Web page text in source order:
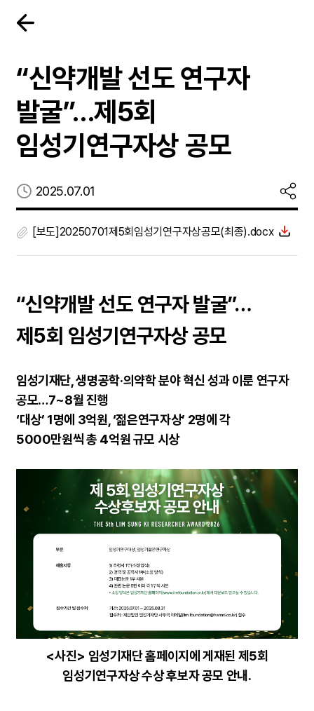
“신약개발 선도 연구자
발굴”…제5회
임성기연구자상 공모
2025.07.01
[보도]20250701제5회임성기연구자상공모(최종).docx
“신약개발 선도 연구자 발굴”…
제5회 임성기연구자상 공모
임성기재단, 생명공학·의약학 분야 혁신 성과 이룬 연구자
공모…7~8월 진행
‘대상’ 1명에 3억원, ‘젊은연구자상’ 2명에 각
5000만원씩 총 4억원 규모 시상
<사진> 임성기재단 홈페이지에 게재된 제5회
임성기연구자상 수상 후보자 공모 안내.